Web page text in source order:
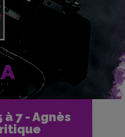
à 7 - Agnès
films
Ciné-Club
Varda - critique